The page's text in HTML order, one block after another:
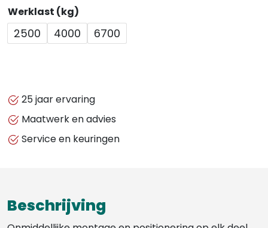
Werklast (kg)
2500 4000 6700
25 jaar ervaring
Maatwerk en advies
Service en keuringen
Beschrijving